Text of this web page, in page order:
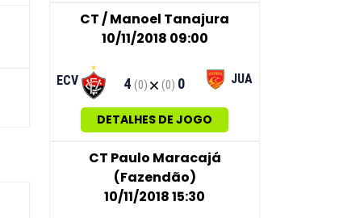
CT / Manoel Tanajura
10/11/2018 09:00
ECV 4(0) (0) 0 JUA
DETALHES DE JOGO
CT Paulo Maracajá
(Fazendão)
10/11/2018 15:30